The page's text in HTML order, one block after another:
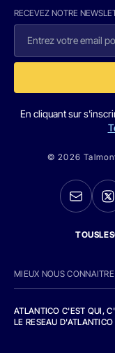
RECEVEZ NOTRE
En cliquant sur
© 2026
MIEUX NOUS CONNAITRE
ATLANTICO C'EST QUI,
LE RESEAU D'ATLANTICO